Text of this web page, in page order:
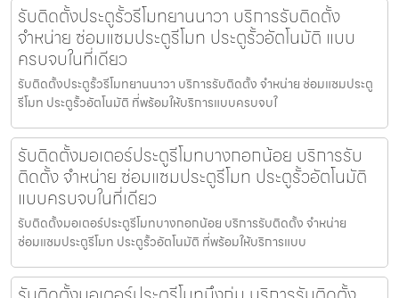
รับติดตั้งประตูรั้วรีโมทยานนาวา บริการรับติดตั้ง
จำหน่าย ซ่อมแซมประตูรีโมท ประตูรั้วอัตโนมัติ แบบ
ครบจบในที่เดียว
รับติดตั้งประตูรั้วรีโมทยานนาวา บริการรับติดตั้ง จำหน่าย ซ่อมแซมประตู
รีโมท ประตูรั้วอัตโนมัติ ที่พร้อมให้บริการแบบครบจบใ
รับติดตั้งมอเตอร์ประตูรีโมทบางกอกน้อย บริการรับ
ติดตั้ง จำหน่าย ซ่อมแซมประตูรีโมท ประตูรั้วอัตโนมัติ
แบบครบจบในที่เดียว
รับติดตั้งมอเตอร์ประตูรีโมทบางกอกน้อย บริการรับติดตั้ง จำหน่าย
ซ่อมแซมประตูรีโมท ประตูรั้วอัตโนมัติ ที่พร้อมให้บริการแบบ